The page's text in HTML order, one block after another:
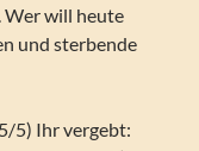
Wer will heute
und sterbende
5) Ihr vergebt: